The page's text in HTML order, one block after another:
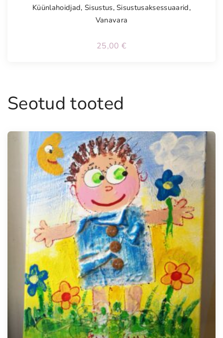
Küünlahoidjad, Sisustus,Sisustusaksessuaarid,
Vanavara
25,00 €
Seotud tooted